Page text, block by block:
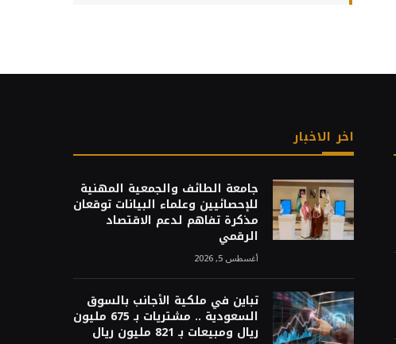
اخر الاخبار
جامعة الطائف والجمعية المهنية
للإحصائيين وعلماء البيانات توقعان
مذكرة تفاهم لدعم الاقتصاد
الرقمي
أغسطس 5, 2026
تباين في ملكية الأجانب بالسوق
السعودية .. مشتريات بـ 675 مليون
ريال ومبيعات بـ 821 مليون ريال